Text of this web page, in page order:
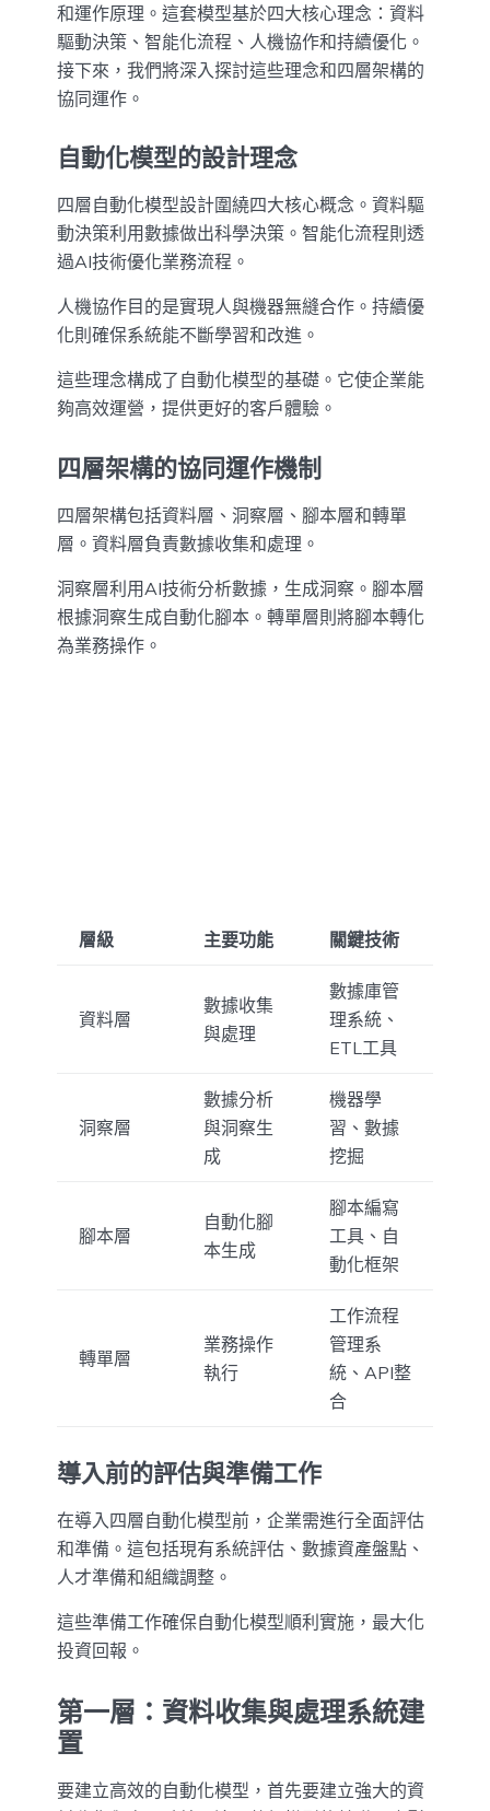
和運作原理。這套模型基於四大核心理念：資料
驅動決策、智能化流程、人機協作和持續優化。
接下來，我們將深入探討這些理念和四層架構的
協同運作。
自動化模型的設計理念
四層自動化模型設計圍繞四大核心概念。資料驅
動決策利用數據做出科學決策。智能化流程則透
過AI技術優化業務流程。
人機協作目的是實現人與機器無縫合作。持續優
化則確保系統能不斷學習和改進。
這些理念構成了自動化模型的基礎。它使企業能
夠高效運營，提供更好的客戶體驗。
四層架構的協同運作機制
四層架構包括資料層、洞察層、腳本層和轉單
層。資料層負責數據收集和處理。
洞察層利用AI技術分析數據，生成洞察。腳本層
根據洞察生成自動化腳本。轉單層則將腳本轉化
為業務操作。
層級 主要功能 關鍵技術
資料層
數據收集
與處理
數據庫管
理系統、
ETL工具
洞察層
數據分析
與洞察生
成
機器學
習、數據
挖掘
腳本層
自動化腳
本生成
腳本編寫
工具、自
動化框架
轉單層
業務操作
執行
工作流程
管理系
統、API整
合
導入前的評估與準備工作
在導入四層自動化模型前，企業需進行全面評估
和準備。這包括現有系統評估、數據資產盤點、
人才準備和組織調整。
這些準備工作確保自動化模型順利實施，最大化
投資回報。
第一層：資料收集與處理系統建
置
要建立高效的自動化模型，首先要建立強大的資